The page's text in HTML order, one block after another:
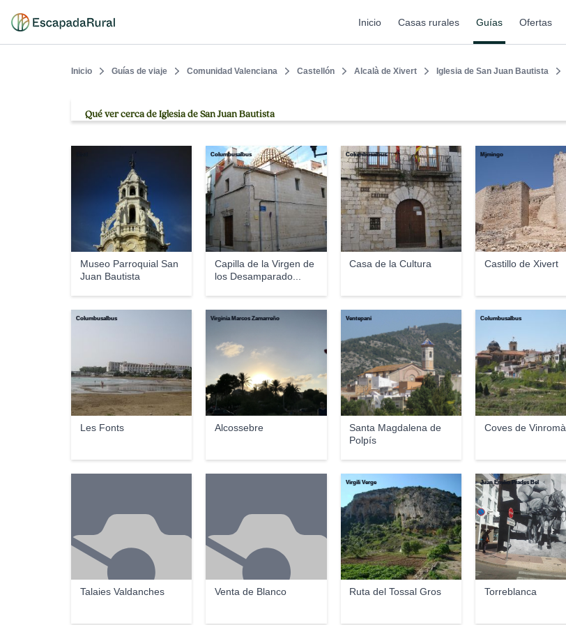
Inicio Casas rurales Guías Ofertas
Inicio Guías de viaje Comunidad Valenciana Castellón Alcalà de Xivert Iglesia de San Juan Bautista
Qué ver cerca de Iglesia de San Juan Bautista
Museo Parroquial San
Juan Bautista
Capilla de la Virgen de
los Desamparado...
Columbusalbus
Casa de la Cultura
Columbusalbus
Castillo de Xivert
Mjmingo
Les Fonts
Columbusalbus
Alcossebre
Virginia Marcos Zamarreño
Santa Magdalena de
Polpís
Ventepani
Coves de Vinromà
Columbusalbus
Talaies Valdanches Venta de Blanco Ruta del Tossal Gros
Virgili Verge
Torreblanca
Juan Emilio Prades Bel